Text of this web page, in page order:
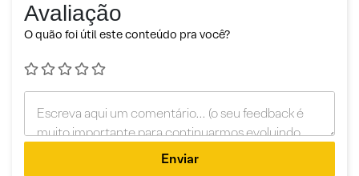
Avaliação
O quão foi útil este conteúdo pra você?
Enviar